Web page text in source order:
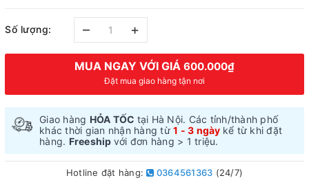
Số lượng: – +
MUA NGAY VỚI GIÁ 600.000₫
Đặt mua giao hàng tận nơi
Giao hàng HỎA TỐC tại Hà Nội. Các tỉnh/thành phố
khác thời gian nhận hàng từ 1 - 3 ngày kể từ khi đặt
hàng. Freeship với đơn hàng > 1 triệu.
Hotline đặt hàng: 0364561363 (24/7)